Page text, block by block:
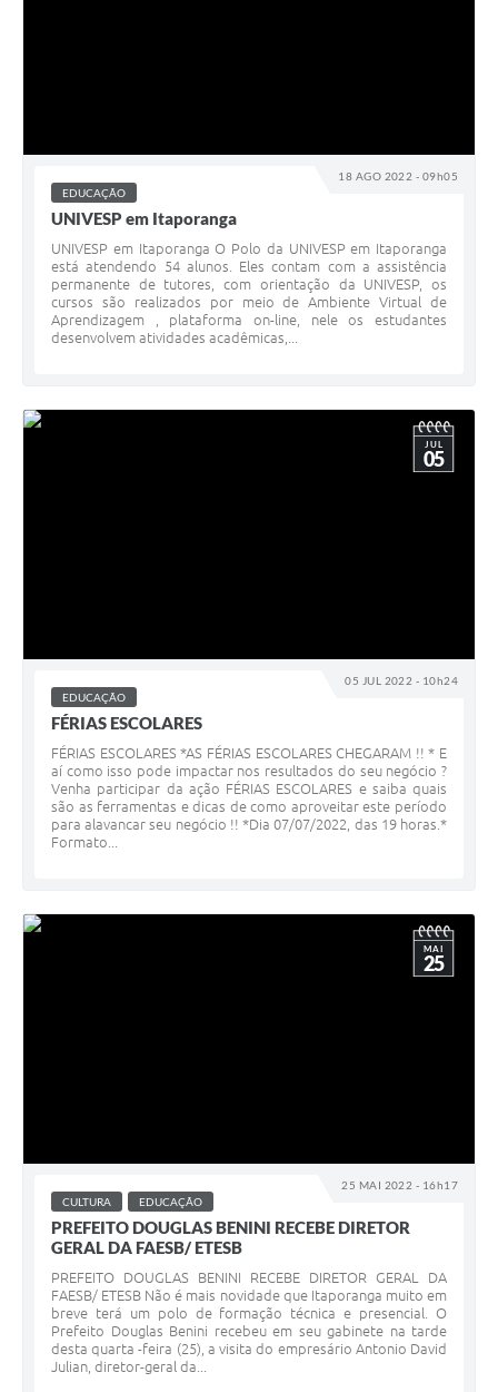
18 AGO 2022 - 09h05
EDUCAÇÃO
UNIVESP em Itaporanga
UNIVESP em Itaporanga O Polo da UNIVESP em Itaporanga
está atendendo 54 alunos. Eles contam com a assistência
permanente de tutores, com orientação da UNIVESP, os
cursos são realizados por meio de Ambiente Virtual de
Aprendizagem , plataforma on-line, nele os estudantes
desenvolvem atividades acadêmicas,...
05 JUL 2022 - 10h24
JUL
05
EDUCAÇÃO
FÉRIAS ESCOLARES
FÉRIAS ESCOLARES *AS FÉRIAS ESCOLARES CHEGARAM !! * E
aí como isso pode impactar nos resultados do seu negócio ?
Venha participar da ação FÉRIAS ESCOLARES e saiba quais
são as ferramentas e dicas de como aproveitar este período
para alavancar seu negócio !! *Dia 07/07/2022, das 19 horas.*
Formato...
25 MAI 2022 - 16h17
MAI
25
CULTURA EDUCAÇÃO
PREFEITO DOUGLAS BENINI RECEBE DIRETOR
GERAL DA FAESB/ ETESB
PREFEITO DOUGLAS BENINI RECEBE DIRETOR GERAL DA
FAESB/ ETESB Não é mais novidade que Itaporanga muito em
breve terá um polo de formação técnica e presencial. O
Prefeito Douglas Benini recebeu em seu gabinete na tarde
desta quarta -feira (25), a visita do empresário Antonio David
Julian, diretor-geral da...